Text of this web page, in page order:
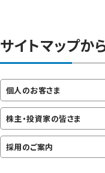
サイトマップか
個人のお客さま
株主・投資家の皆さま
採用のご案内